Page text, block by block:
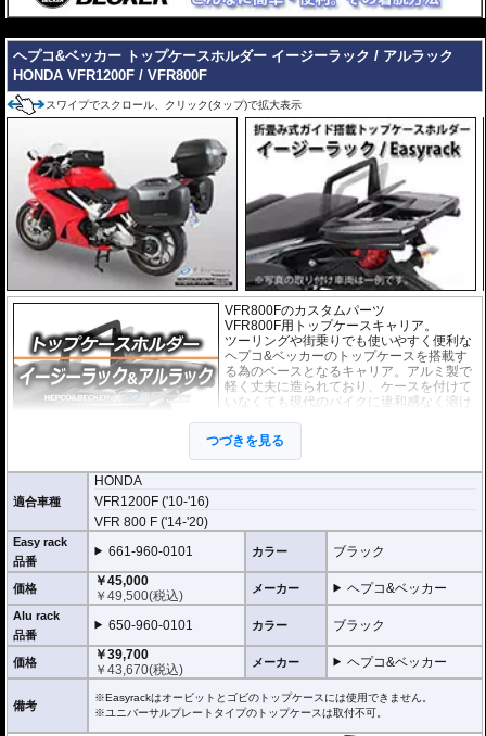
ヘプコ&ベッカー トップケースホルダー イージーラック / アルラック
HONDA VFR1200F / VFR800F
スワイプでスクロール、クリック(タップ)で拡大表示
VFR800Fのカスタムパーツ
VFR800F用トップケースキャリア。
ツーリングや街乗りでも使いやすく便利な
ヘプコ&ベッカーのトップケースを搭載す
る為のベースとなるキャリア。アルミ製で
軽く丈夫に造られており、ケースを付けて
いなくても現代のバイクに違和感なく溶け
２種類のホルダーをラインナップ。
ヘプコ&ベッカー
に取り付けるための位置決めガイド(垂直に立っている部分)が、折りたたみタ
イプと固定タイプの2種類をラインナップ。お客様の使用スタイルによってお選
びいただけます。
折りたたみタイプ Easy rack / イージーラック
位置決めガイドが折りたたみ式のため、簡単にフラットな簡易キャリアとなり
ます。
トップケースを必要としないような、ちょっとした荷物を載せる場合に便利で
す。
固定タイプ Alu rack / アルラック
位置決めガイドがボルトで固定されたタイプ。取り外せばフラットな簡易キャ
リアとなります。
ケースを取り付けたまま使用することが多い場合にお勧め。
その他、付属の取付用フレームなどは共通です。
つづきを見る
適合車種
HONDA
VFR1200F ('10-'16)
VFR 800 F ('14-'20)
Easy rack
品番
661-960-0101 カラー ブラック
価格
￥45,000
￥49,500(税込) メーカー ヘプコ&ベッカー
Alu rack
品番
650-960-0101 カラー ブラック
価格
￥39,700
￥43,670(税込) メーカー ヘプコ&ベッカー
備考
※Easyrackはオービットとゴビのトップケースには使用できません。
※ユニバーサルプレートタイプのトップケースは取付不可。